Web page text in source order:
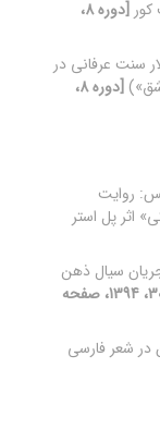
[دوره 8،
سنت عرفانی در
[دوره 8،
روایت
اثر پل استر
سیال ذهن
[دوره 8، شماره 30، 1394، صفحه
در شعر فارسی